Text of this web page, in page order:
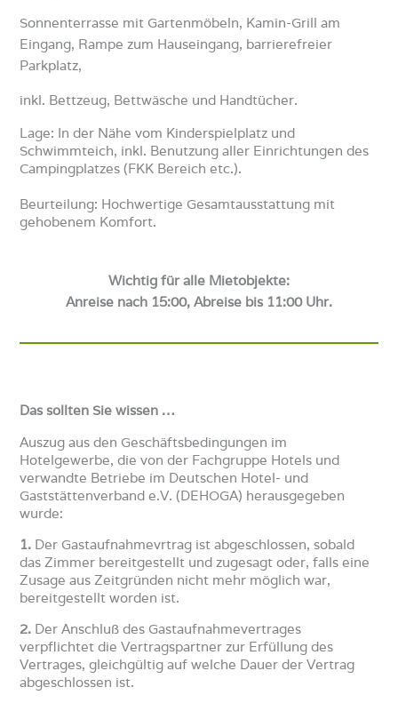
Sonnenterrasse mit Gartenmöbeln, Kamin-Grill am
Eingang, Rampe zum Hauseingang, barrierefreier
Parkplatz,
inkl. Bettzeug, Bettwäsche und Handtücher.
Lage: In der Nähe vom Kinderspielplatz und
Schwimmteich, inkl. Benutzung aller Einrichtungen des
Campingplatzes (FKK Bereich etc.).
Beurteilung: Hochwertige Gesamtausstattung mit
gehobenem Komfort.
Wichtig für alle Mietobjekte:
Anreise nach 15:00, Abreise bis 11:00 Uhr.
Das sollten Sie wissen …
Auszug aus den Geschäftsbedingungen im
Hotelgewerbe, die von der Fachgruppe Hotels und
verwandte Betriebe im Deutschen Hotel- und
Gaststättenverband e.V. (DEHOGA) herausgegeben
wurde:
1. Der Gastaufnahmevrtrag ist abgeschlossen, sobald
das Zimmer bereitgestellt und zugesagt oder, falls eine
Zusage aus Zeitgründen nicht mehr möglich war,
bereitgestellt worden ist.
2. Der Anschluß des Gastaufnahmevertrages
verpflichtet die Vertragspartner zur Erfüllung des
Vertrages, gleichgültig auf welche Dauer der Vertrag
abgeschlossen ist.